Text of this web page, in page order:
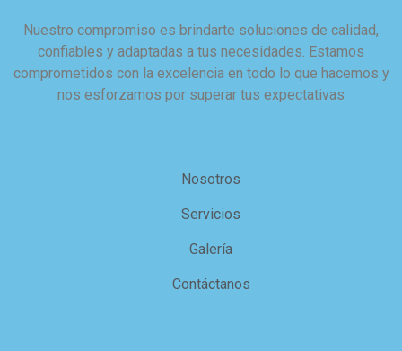
Nuestro compromiso es brindarte soluciones de calidad,
confiables y adaptadas a tus necesidades. Estamos
comprometidos con la excelencia en todo lo que hacemos y
nos esforzamos por superar tus expectativas
Nosotros
Servicios
Galería
Contáctanos